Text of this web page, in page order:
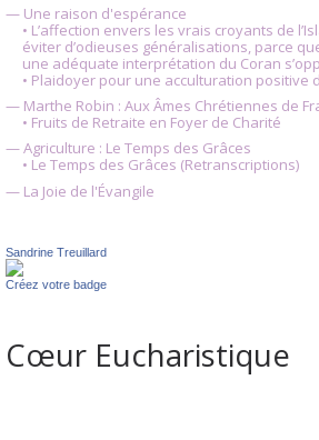
— Une raison d'espérance
• L’affection envers les vrais croyants de
éviter d’odieuses généralisations, parce
une adéquate interprétation du Coran
• Plaidoyer pour une acculturation positive
— Marthe Robin : Aux Âmes Chrétiennes de
• Fruits de Retraite en Foyer de Charité
— Agriculture : Le Temps des Grâces
• Le Temps des Grâces (Retranscriptions)
— La Joie de l'Évangile
Sandrine Treuillard
Créez votre badge
Cœur Eucharistique